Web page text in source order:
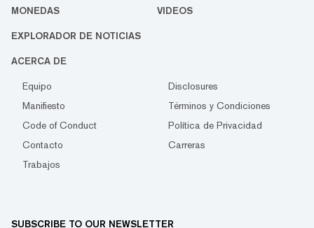
MONEDAS VIDEOS
EXPLORADOR DE NOTICIAS
ACERCA DE
Equipo
Disclosures
Manifiesto
Términos y Condiciones
Code of Conduct
Política de Privacidad
Contacto
Carreras
Trabajos
SUBSCRIBE TO OUR NEWSLETTER